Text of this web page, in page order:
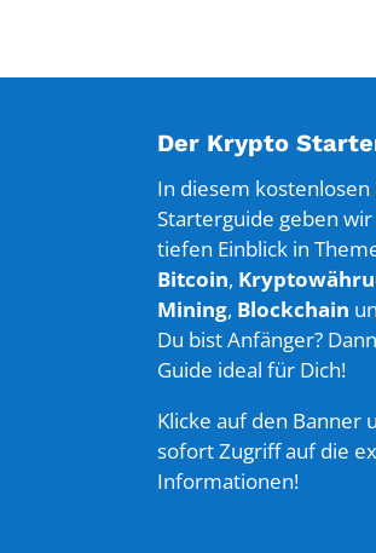
Der Krypto
In diesem
Starterguide geben
tiefen Einblick in
Bitcoin,
Mining, Blockchain
Du bist Anfänger?
Guide ideal für Dich!
Klicke auf den Banner
sofort Zugriff auf die
Informationen!